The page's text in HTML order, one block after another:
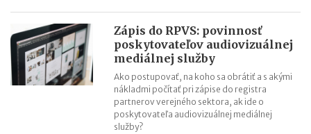
Zápis do RPVS: povinnosť
poskytovateľov audiovizuálnej
mediálnej služby
Ako postupovať, na koho sa obrátiť a s akými
nákladmi počítať pri zápise do registra
partnerov verejného sektora, ak ide o
poskytovateľa audiovizuálnej mediálnej
služby?